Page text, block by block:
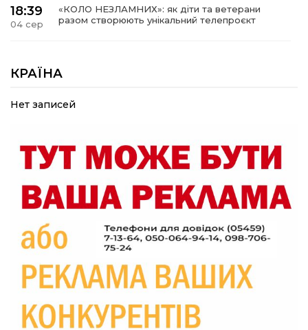
18:39
04 сер
«КОЛО НЕЗЛАМНИХ»: як діти та ветерани
разом створюють унікальний телепроєкт
04 сер
прикордоння до втраченого дому
19:36
Пишіть листи самому собі, або як уникнути
19:29
30 лип
«Все закінчиться, приїду й одружуся…»: Пам’яті
26-річного Захисника Богдана Ємця (ВІДЕО)
20:06
Паливо по 100 грн та ризик дефіциту: чому в
28 лип
Житлові сертифікати, підготовка до зими та
підтримка ВПО: підсумки засідання виконкому
Краснопільської селищної ради
10:36
28 лип
Валентина Масалітіна: «Нас тримає віра в
Перемогу і повернення додому»
КРАЇНА
Нет записей